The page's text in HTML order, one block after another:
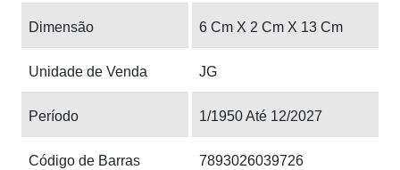
Dimensão 6 Cm X 2 Cm X 13 Cm
Unidade de Venda JG
Período 1/1950 Até 12/2027
Código de Barras 7893026039726